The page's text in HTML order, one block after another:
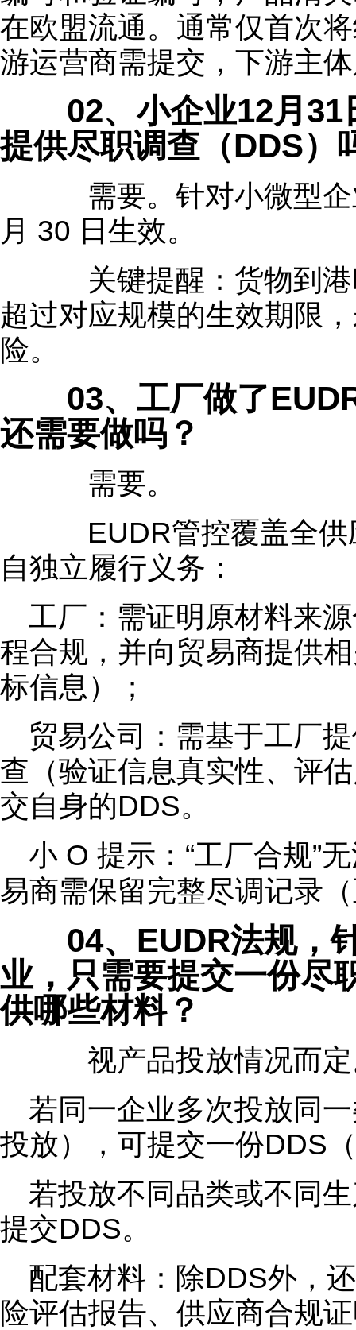
在欧盟流通。通常仅首次
游运营商需提交，下游主
02、小企业12月31
提供尽职调查（DDS）
需要。针对小微型企
月 30 日生效。
关键提醒：货物到港
超过对应规模的生效期限
险。
03、工厂做了EUDR
还需要做吗？
需要。
EUDR管控覆盖全供
自独立履行义务：
工厂：需证明原材料来
程合规，并向贸易商提供
标信息）；
贸易公司：需基于工厂
查（验证信息真实性、评
交自身的DDS。
小 O 提示：“工厂合规”
易商需保留完整尽调记录
04、EUDR法规，针
业，只需要提交一份尽
供哪些材料？
视产品投放情况而定
若同一企业多次投放同
投放），可提交一份DDS
若投放不同品类或不同
提交DDS。
配套材料：除DDS外，
险评估报告、供应商合规